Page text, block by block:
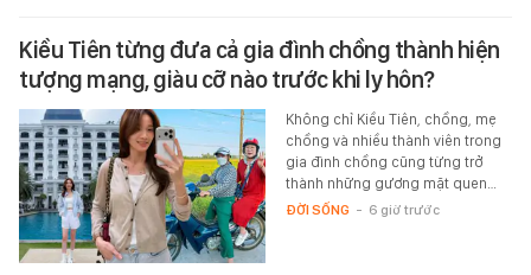
Kiều Tiên từng đưa cả gia đình chồng thành hiện
tượng mạng, giàu cỡ nào trước khi ly hôn?
Không chỉ Kiều Tiên, chồng, mẹ
chồng và nhiều thành viên trong
gia đình chồng cũng từng trở
thành những gương mặt quen…
ĐỜI SỐNG - 6 giờ trước